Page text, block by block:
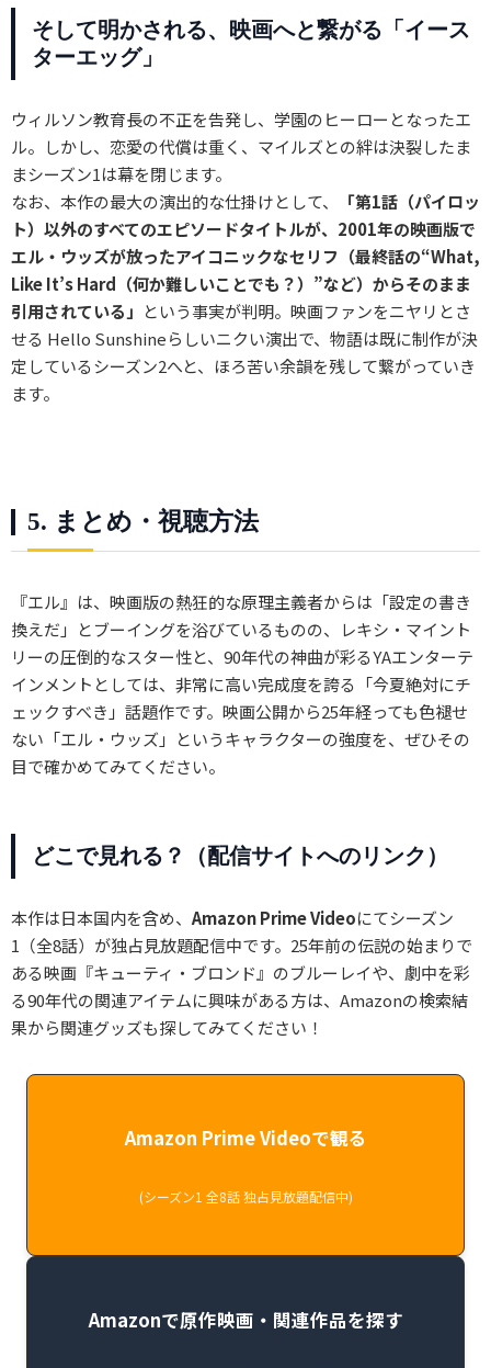
そして明かされる、映画へと繋がる「イース
ターエッグ」
ウィルソン教育長の不正を告発し、学園のヒーローとなったエ
ル。しかし、恋愛の代償は重く、マイルズとの絆は決裂したま
まシーズン1は幕を閉じます。
なお、本作の最大の演出的な仕掛けとして、
「第1話（パイロッ
ト）以外のすべてのエピソードタイトルが、2001年の映画版で
エル・ウッズが放ったアイコニックなセリフ（最終話の“What,
Like It’s Hard（何か難しいことでも？）”など）からそのまま
引用されている」 という事実が判明。映画ファンをニヤリとさ
せる Hello Sunshineらしいニクい演出で、物語は既に制作が決
定しているシーズン2へと、ほろ苦い余韻を残して繋がっていき
ます。
5. まとめ・視聴方法
『エル』は、映画版の熱狂的な原理主義者からは「設定の書き
換えだ」とブーイングを浴びているものの、レキシ・マイント
リーの圧倒的なスター性と、90年代の神曲が彩るYAエンターテ
インメントとしては、非常に高い完成度を誇る「今夏絶対にチ
ェックすべき」話題作です。映画公開から25年経っても色褪せ
ない「エル・ウッズ」というキャラクターの強度を、ぜひその
目で確かめてみてください。
どこで見れる？（配信サイトへのリンク）
本作は日本国内を含め、 Amazon Prime Videoにてシーズン
1（全8話）が独占見放題配信中です。25年前の伝説の始まりで
ある映画『キューティ・ブロンド』のブルーレイや、劇中を彩
る90年代の関連アイテムに興味がある方は、Amazonの検索結
果から関連グッズも探してみてください！
Amazon Prime Videoで観る
(シーズン1 全8話 独占見放題配信中)
Amazonで原作映画・関連作品を探す